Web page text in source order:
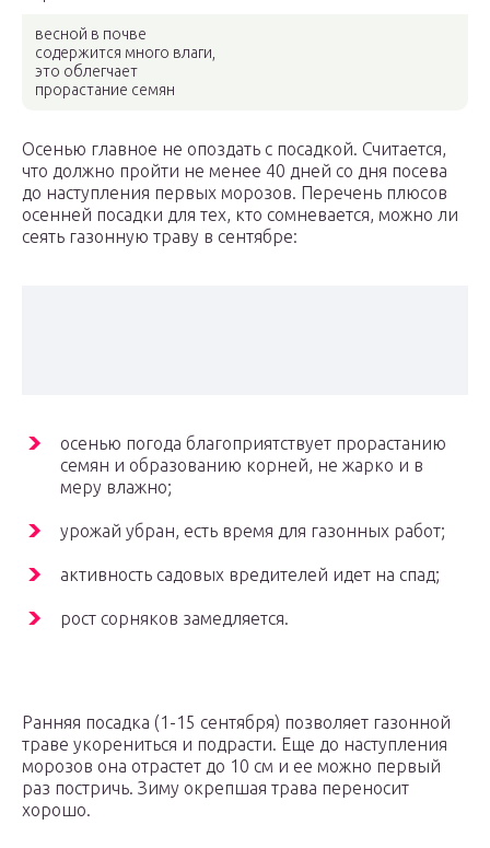
весной в почве
содержится много влаги,
это облегчает
прорастание семян
Осенью главное не опоздать с посадкой. Считается,
что должно пройти не менее 40 дней со дня посева
до наступления первых морозов. Перечень плюсов
осенней посадки для тех, кто сомневается, можно ли
сеять газонную траву в сентябре:
осенью погода благоприятствует прорастанию
семян и образованию корней, не жарко и в
меру влажно;
урожай убран, есть время для газонных работ;
активность садовых вредителей идет на спад;
рост сорняков замедляется.
Ранняя посадка (1-15 сентября) позволяет газонной
траве укорениться и подрасти. Еще до наступления
морозов она отрастет до 10 см и ее можно первый
раз постричь. Зиму окрепшая трава переносит
хорошо.